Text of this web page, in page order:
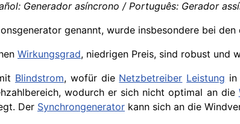
Generador asíncrono / Português: Gerador
genannt, wurde insbesondere bei
Wirkungsgrad, niedrigen Preis, sind robust und
Blindstrom, wofür die Netzbetreiber Leistung in
wodurch er sich nicht optimal an die
Der Synchrongenerator kann sich an die